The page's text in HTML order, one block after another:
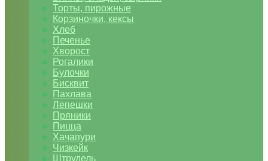
Торты, пирожные
Корзиночки, кексы
Хлеб
Печенье
Хворост
Рогалики
Булочки
Бисквит
Пахлава
Лепешки
Пряники
Пицца
Хачапури
Чизкейк
Штрудель